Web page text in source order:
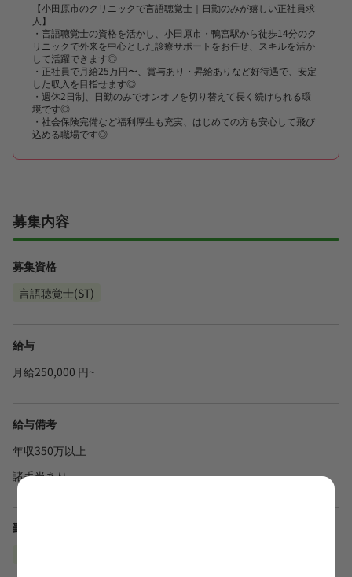
【小田原市のクリニックで言語聴覚士｜日勤のみが嬉しい正社員求
人】
・言語聴覚士の資格を活かし、小田原市・鴨宮駅から徒歩14分のク
リニックで外来を中心とした診療サポートをお任せ、スキルを活か
して活躍できます◎
・正社員で月給25万円〜、賞与あり・昇給ありなど好待遇で、安定
した収入を目指せます◎
・週休2日制、日勤のみでオンオフを切り替えて長く続けられる環
境です◎
・社会保険完備など福利厚生も充実、はじめての方も安心して飛び
込める職場です◎
募集内容
募集資格
言語聴覚士(ST)
給与
月給250,000 円~
給与備考
年収350万以上
諸手当あり
勤務地